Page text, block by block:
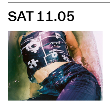
SAT 11.05